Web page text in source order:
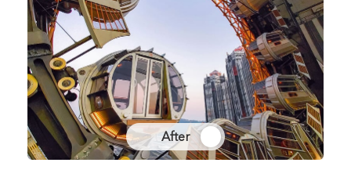
After